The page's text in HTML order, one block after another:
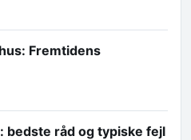
Fremtidens
bedste råd og typiske fejl